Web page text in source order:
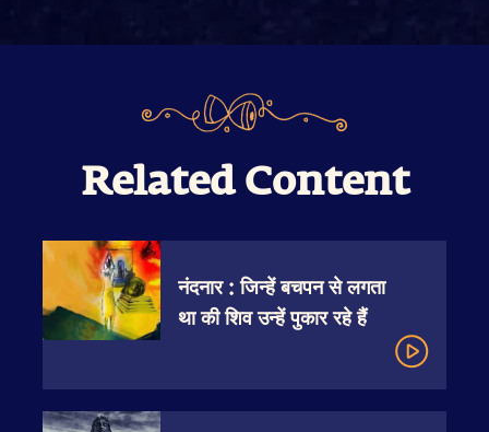
Related Content
नंदनार : जिन्हें बचपन से लगता
था की शिव उन्हें पुकार रहे हैं